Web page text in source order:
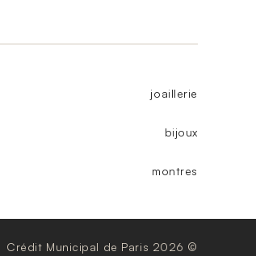
joaillerie
bijoux
montres
© Crédit Municipal de Paris 2026